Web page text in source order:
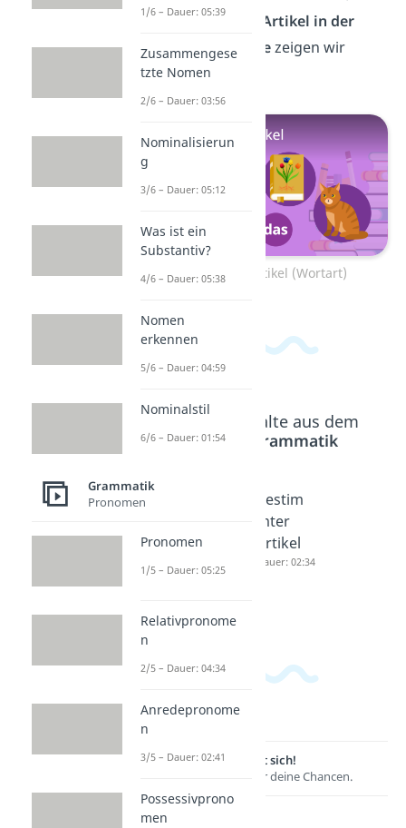
Wichtige über die
Artikel in der
deutschen Sprachezeigen wir
dirhier.
Zum Video: Artikel (Wortart)
Beliebte Inhalte aus dem
Bereich
Grammatik
Bestim
unbesti
mmte
Artikel
Bestim
mter
Artikel
Dauer: 02:34
Lernen lohnt sich!
Entdecke hier deine Chancen.
1/6 – Dauer: 05:39
Zusammengese
tzte Nomen
2/6 – Dauer: 03:56
Nominalisierun
g
3/6 – Dauer: 05:12
Was ist ein
Substantiv?
4/6 – Dauer: 05:38
Nomen
erkennen
5/6 – Dauer: 04:59
Nominalstil
6/6 – Dauer: 01:54
Grammatik
Pronomen
Pronomen
1/5 – Dauer: 05:25
Relativpronome
n
2/5 – Dauer: 04:34
Anredepronome
n
3/5 – Dauer: 02:41
Possessivprono
men